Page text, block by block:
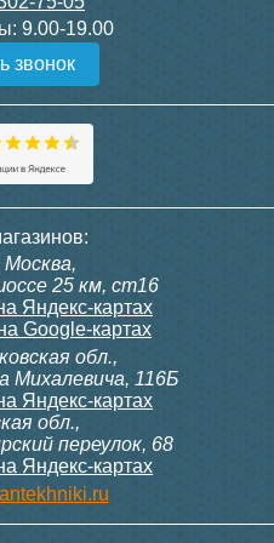
Конвектор ITT.080.200.1000
с решеткой GRILL.SGW-20-
Конвектор ITT.080.200.900 с
решеткой GRILL.SGA-20-
Подробнее
300, 230В (врезной - квадр.
коробка)
9 700
9.00-19.00
звонок
Москва,
25 км, ст16
Яндекс-картах
Google-картах
обл.,
Михалевича, 116Б
Яндекс-картах
обл.,
переулок, 68
Яндекс-картах